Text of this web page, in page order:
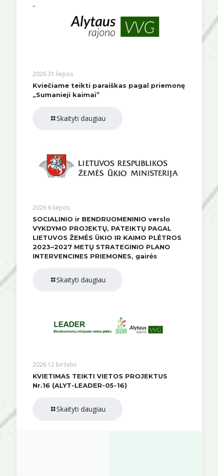
2026 31 liepos
Kviečiame teikti paraiškas pagal priemonę
„Sumanieji kaimai”
Skaityti daugiau
2026 6 liepos
SOCIALINIO ir BENDRUOMENINIO verslo
VYKDYMO PROJEKTŲ, PATEIKTŲ PAGAL
LIETUVOS ŽEMĖS ŪKIO IR KAIMO PLĖTROS
2023–2027 METŲ STRATEGINIO PLANO
INTERVENCINES PRIEMONES, gairės
Skaityti daugiau
2026 12 birželio
KVIETIMAS TEIKTI VIETOS PROJEKTUS
Nr.16 (ALYT-LEADER-05-16)
Skaityti daugiau